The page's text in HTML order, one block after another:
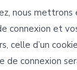
nous
connexion et
d’un
de connexion